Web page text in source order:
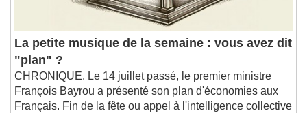
Audio Track
Picture-in-Picture
Fullscreen
This is a modal window.
Beginning of dialog window. Escape will cancel
and close the window.
Text
La petite musique de la semaine : vous avez dit
"plan" ?
CHRONIQUE. Le 14 juillet passé, le premier ministre
François Bayrou a présenté son plan d'économies aux
Français. Fin de la fête ou appel à l'intelligence collective